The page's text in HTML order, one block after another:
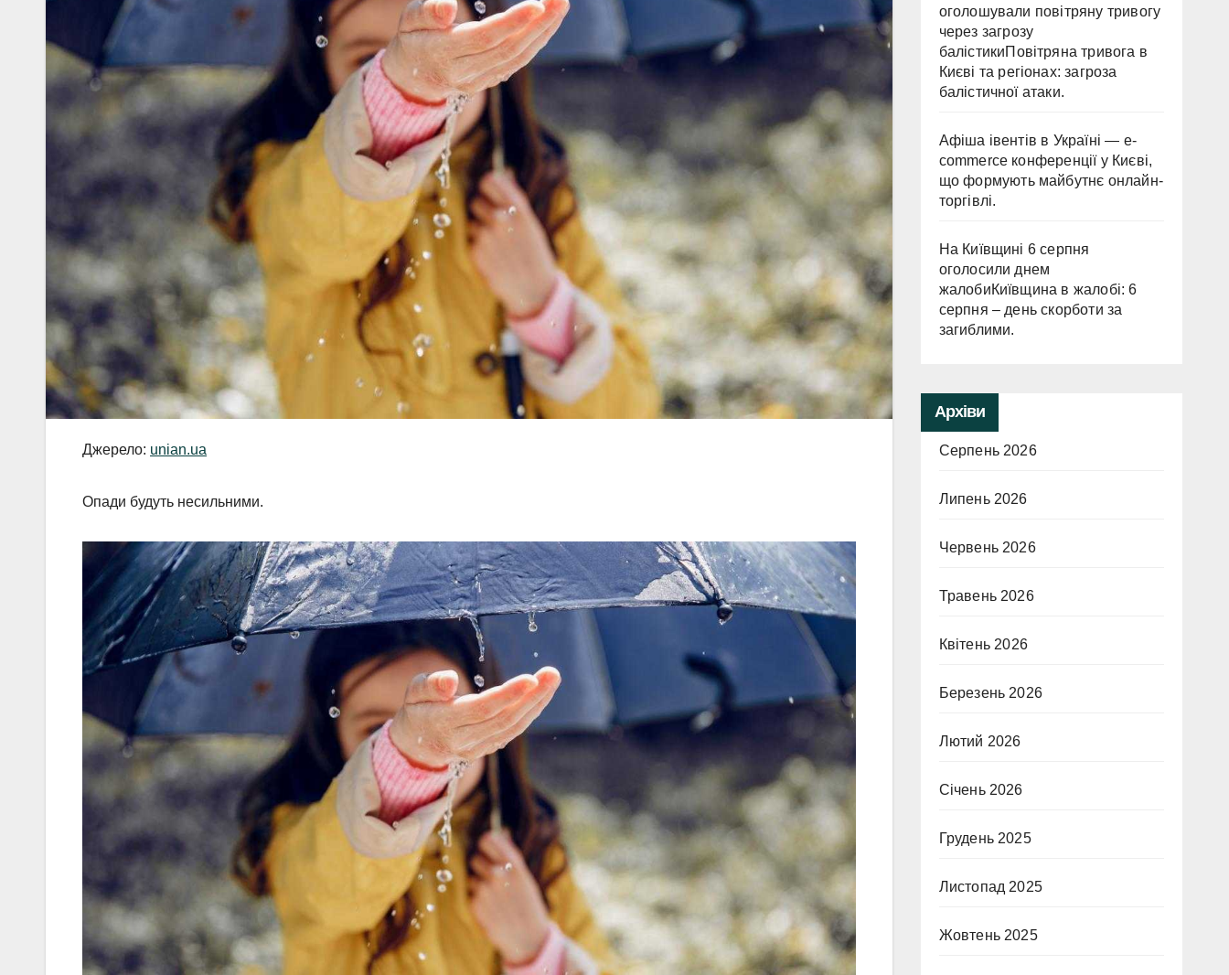
Джерело: unian.ua
Опади будуть несильними.
оголошували повітряну тривогу
через загрозу
балістикиПовітряна тривога в
Києві та регіонах: загроза
балістичної атаки.
Афіша івентів в Україні — e-
commerce конференції у Києві,
що формують майбутнє онлайн-
торгівлі.
На Київщині 6 серпня
оголосили днем
жалобиКиївщина в жалобі: 6
серпня – день скорботи за
загиблими.
Архіви
Серпень 2026
Липень 2026
Червень 2026
Травень 2026
Квітень 2026
Березень 2026
Лютий 2026
Січень 2026
Грудень 2025
Листопад 2025
Жовтень 2025